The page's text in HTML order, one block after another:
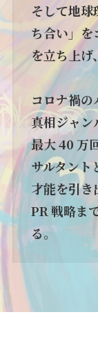
そして地
ち合い」
を立ち上げ
コロナ禍
真相ジャン
最大 40 万
サルタント
才能を引き
PR 戦略ま
る。